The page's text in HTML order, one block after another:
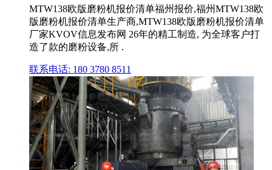
MTW138欧版磨粉机报价清单福州报价,福州MTW138欧
版磨粉机报价清单生产商,MTW138欧版磨粉机报价清单
厂家KVOV信息发布网 26年的精工制造, 为全球客户打
造了款的磨粉设备,所 .
联系电话: 180 3780 8511